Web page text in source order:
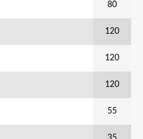
80
120
120
120
55